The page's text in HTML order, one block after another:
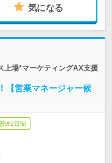
気になる
上場*マーケティングAX支援
【営業マネージャー候
休2日制